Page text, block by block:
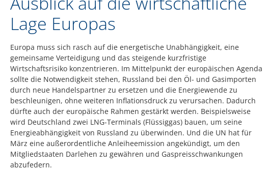
Lage Europas
Europa muss sich rasch auf die energetische Unabhängigkeit, eine
gemeinsame Verteidigung und das steigende kurzfristige
Wirtschaftsrisiko konzentrieren. Im Mittelpunkt der europäischen Agenda
sollte die Notwendigkeit stehen, Russland bei den Öl- und Gasimporten
durch neue Handelspartner zu ersetzen und die Energiewende zu
beschleunigen, ohne weiteren Inflationsdruck zu verursachen. Dadurch
dürfte auch der europäische Rahmen gestärkt werden. Beispielsweise
wird Deutschland zwei LNG-Terminals (Flüssiggas) bauen, um seine
Energieabhängigkeit von Russland zu überwinden. Und die UN hat für
März eine außerordentliche Anleiheemission angekündigt, um den
Mitgliedstaaten Darlehen zu gewähren und Gaspreisschwankungen
abzufedern.